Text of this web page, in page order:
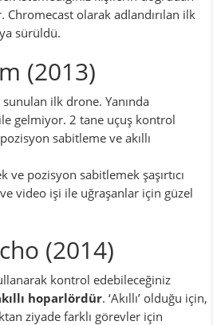
Chromecast olarak adlandırılan ilk
sürüldü.
(2013)
ilk drone. Yanında
gelmiyor. 2 tane uçuş kontrol
sabitleme ve akıllı
ve pozisyon sabitlemek şaşırtıcı
video işi ile uğraşanlar için güzel
(2014)
kontrol edebileceğiniz
hoparlördür. ‘Akıllı’ olduğu için,
ziyade farklı görevler için